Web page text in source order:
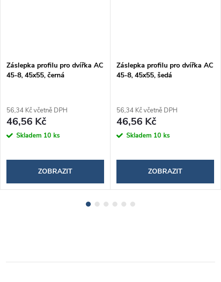
Záslepka profilu pro dvířka AC
45-8, 45x55, černá
56,34 Kč včetně DPH
46,56 Kč
Skladem 10 ks
ZOBRAZIT
Záslepka profilu pro dvířka AC
45-8, 45x55, šedá
56,34 Kč včetně DPH
46,56 Kč
Skladem 10 ks
ZOBRAZIT